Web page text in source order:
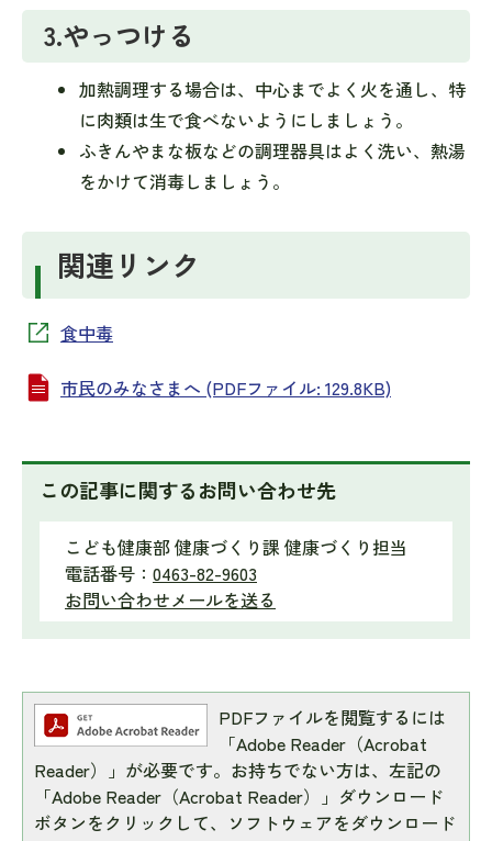
3.やっつける
加熱調理する場合は、中心までよく火を通し、特
に肉類は生で食べないようにしましょう。
ふきんやまな板などの調理器具はよく洗い、熱湯
をかけて消毒しましょう。
関連リンク
食中毒
市民のみなさまへ (PDFファイル: 129.8KB)
この記事に関するお問い合わせ先
こども健康部 健康づくり課 健康づくり担当
電話番号： 0463-82-9603
お問い合わせメールを送る
PDFファイルを閲覧するには
「Adobe Reader（Acrobat
Reader）」が必要です。お持ちでない方は、左記の
「Adobe Reader（Acrobat Reader）」ダウンロード
ボタンをクリックして、ソフトウェアをダウンロード